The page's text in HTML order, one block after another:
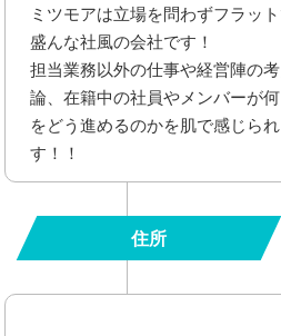
ミツモアは立場を問わずフラッ
盛んな社風の会社です！
担当業務以外の仕事や経営陣の
論、在籍中の社員やメンバーが
をどう進めるのかを肌で感じら
す！！
住所